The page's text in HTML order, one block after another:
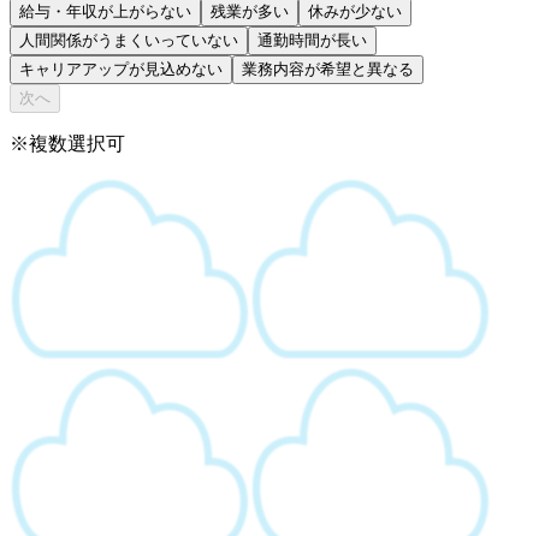
給与・年収が上がらない 残業が多い
休みが少ない
人間関係がうまくいっていない
通勤時間が長い
キャリアアップが見込めない
業務内容が希望と異なる
次へ
※複数選択可